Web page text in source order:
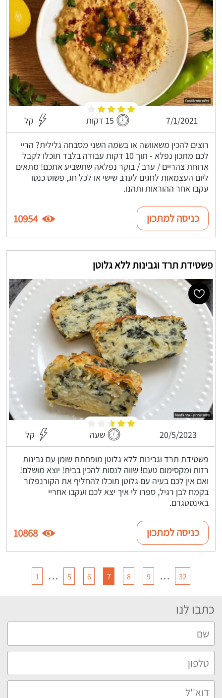
7/1/2021 15 דקות קל
רוצים להכין משאוושה או בשמה השני מסבחה גלילית? הריי
לכם מתכון נפלא - תוך 10 דקות עבודה בלבד תוכלו לקבל
ארוחת צהריים / ערב / בוקר נפלאה שתשביע אתכם! מתאים
ליום העצמאות לחגים לערב שישי או לכל חג, פשוט כנסו
עקבו אחר ההוראות ותהנו.
כניסה למתכון 10954
פשטידת תרד וגבינות ללא גלוטן
20/5/2023 שעה קל
פשטידת תרד וגבינות ללא גלוטן מופחתת שומן עם גבינות
רזות ומקסימום טעם! שווה לנסות להכין בבית! יוצא מושלם!
ואם אין לכם בעיה עם גלוטן תוכלו להחליף את הקורנפלור
בקמח לבן רגיל, ספרו לי איך יצא לכם ועקבו אחריי
באינסטגרם.
כניסה למתכון 10868
1 … 5 6 7 8 9 … 32
כתבו לנו